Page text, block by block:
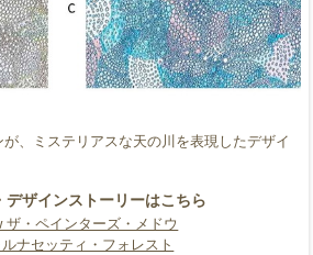
、ミステリアスな天の川を表現したデザイ
ザインストーリーはこちら
ザ・ペインターズ・メドウ
ナセッティ・フォレスト